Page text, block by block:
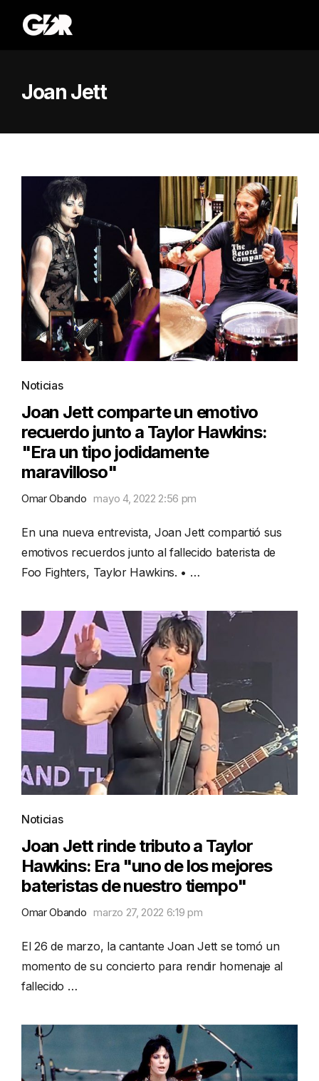
Joan Jett
Noticias
Joan Jett comparte un emotivo
recuerdo junto a Taylor Hawkins:
"Era un tipo jodidamente
maravilloso"
Omar Obando mayo 4, 2022 2:56 pm
En una nueva entrevista, Joan Jett compartió sus
emotivos recuerdos junto al fallecido baterista de
Foo Fighters, Taylor Hawkins. • …
Noticias
Joan Jett rinde tributo a Taylor
Hawkins: Era "uno de los mejores
bateristas de nuestro tiempo"
Omar Obando marzo 27, 2022 6:19 pm
El 26 de marzo, la cantante Joan Jett se tomó un
momento de su concierto para rendir homenaje al
fallecido …